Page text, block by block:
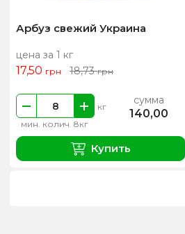
Арбуз свежий Украина
цена за 1 кг
17,50 грн 18,73грн
мин. колич. 8кг
кг сумма
140,00
Купить